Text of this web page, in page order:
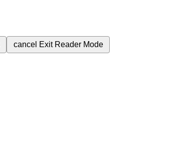
cancel Exit Reader Mode